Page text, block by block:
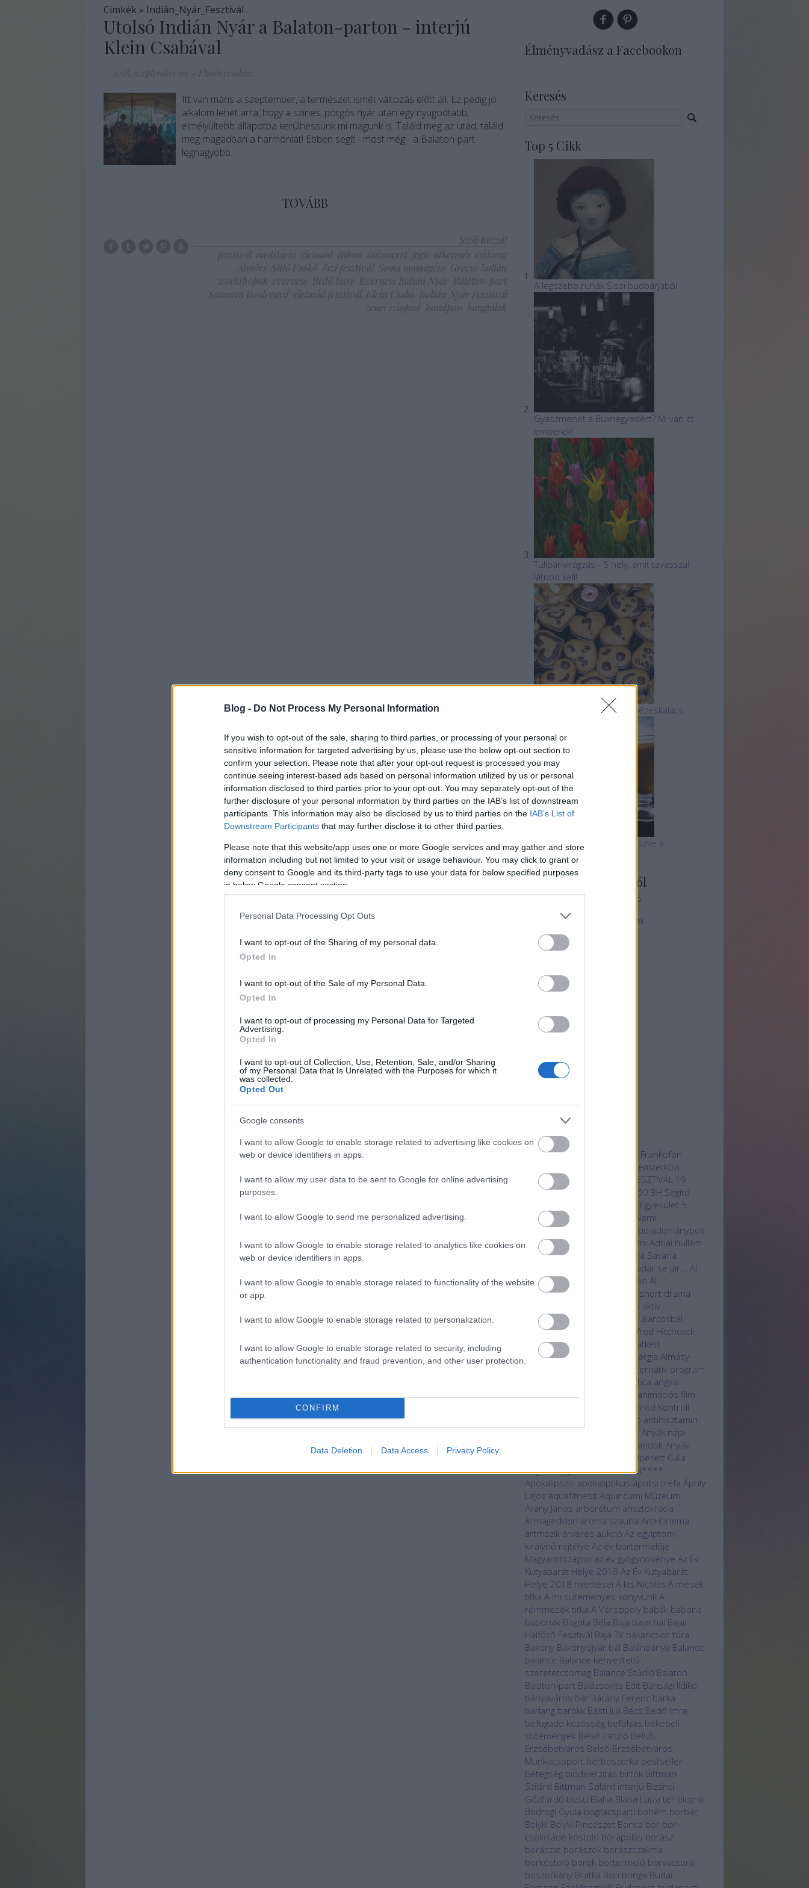
Blog - Do Not Process My Personal Information
If you wish to opt-out of the sale, sharing to third parties, or processing of your personal or
sensitive information for targeted advertising by us, please use the below opt-out section to
confirm your selection. Please note that after your opt-out request is processed you may
continue seeing interest-based ads based on personal information utilized by us or personal
information disclosed to third parties prior to your opt-out. You may separately opt-out of the
further disclosure of your personal information by third parties on the IAB’s list of downstream
participants. This information may also be disclosed by us to third parties on the IAB’s List of
Downstream Participants that may further disclose it to other third parties.
Please note that this website/app uses one or more Google services and may gather and store
information including but not limited to your visit or usage behaviour. You may click to grant or
deny consent to Google and its third-party tags to use your data for below specified purposes
in below Google consent section.
Personal Data Processing Opt Outs
I want to opt-out of the Sharing of my personal data.
Opted In
I want to opt-out of the Sale of my Personal Data.
Opted In
I want to opt-out of processing my Personal Data for Targeted
Advertising.
Opted In
I want to opt-out of Collection, Use, Retention, Sale, and/or Sharing
of my Personal Data that Is Unrelated with the Purposes for which it
was collected.
Opted Out
Google consents
I want to allow Google to enable storage related to advertising like cookies on
web or device identifiers in apps.
I want to allow my user data to be sent to Google for online advertising
purposes.
I want to allow Google to send me personalized advertising.
I want to allow Google to enable storage related to analytics like cookies on
web or device identifiers in apps.
I want to allow Google to enable storage related to functionality of the website
or app.
I want to allow Google to enable storage related to personalization.
I want to allow Google to enable storage related to security, including
authentication functionality and fraud prevention, and other user protection.
CONFIRM
Data Deletion Data Access Privacy Policy
Címkék » Indián_Nyár_Fesztivál
Utolsó Indián Nyár a Balaton-parton - interjú
Klein Csabával
2018. szeptember 10. Élményvadász
Itt van máris a szeptember, a természet ismét változás előtt áll. Ez pedig jó
alkalom lehet arra, hogy a színes, pörgős nyár után egy nyugodtabb,
elmélyültebb állapotba kerülhessünk mi magunk is. Találd meg az utad, találd
meg magadban a harmóniát! Ebben segít - most még - a Balaton-part
legnagyobb…
TOVÁBB
Szólj hozzá!
fesztivál meditáció életmód itthon önismeret jóga útkeresés csikung
Alsóörs
Sütő Enikő őszi fesztivál Soma mamagésa Grecsó Zoltán
workshopok
everness Bedő Imre Everness Indián Nyár Balaton-part
Samsara Boulevard életmód fesztivál Klein Csaba Indián Nyár Fesztivál
zenei színpad handpan hangtálak
Élményvadász a Facebookon
Keresés
Top 5 Cikk
A legszebb ruhák Sissi budoárjából
Gyászmenet a Bulinegyedért? Mi van itt
emberek!
Tulipánvirágzás - 5 hely, amit tavasszal
látnod kell!
A legtutibb finom, puha mézeskalács
A tihanyi Echo csapata büszke a
kutyabarátságra
Élményvadász blogról
Élményvadászat - Oldal ajánló
Mi ez + Felhasználási feltételek
Archívum
2025 január
2024 december
2024 június
2024 január
2023 szeptember
Tovább...
Címkék
#maradjotthon
12. Frankofón
16. Anilogue Nemzetközi
Animációs
17. OLASZ FILMFESZTIVÁL 19.
századi receptek
250 3H Segítő
3H SK Egyesület 5
különleges hotelszoba
85. Nemi
Eperfesztivál
aberráció adománybolt
adományosztás
adományozni Adriai hullám
ADS Service
Agora Savaria
Ahol a madár se jár... AI
AI-technológia
Aillusion Studio AI
International Film Festival
AI short drama
akció aktív
kikapcsolódás
aktív pihenés álarcosbál
album Alcsúti Arborétum
Alfred Hitchcock
alkotás alkotók
Állatkert
állatmentés
allergia Almásy-
alternatív program
Anachronistica angyal
Anilogue Fesztivál
animációs film
Antal Nimród Kontroll
antiaging stúdió antihisztamin
Anyák napi futás Anyák napi
Anyák napi kalandok Anyák
Anyák napi Operett Gála
Anyák Napja Aphrodite Hotel****
Apokalipszis apokaliptikus áprilisi tréfa Áprily
Lajos aquafitness Aquincumi Múzeum
Arany János arborétum arisztokrácia
Armageddon aroma szauna Art+Cinema
artmozik árverés aukció Az egyiptomi
királynő rejtélye Az év bortermelője
Magyarországon az év gyógynövénye Az Év
Kutyabarát Helye 2018 Az Év Kutyabarát
Helye 2018 nyertesei A kis Nicolas A mesék
titka A mi süteményes könyvünk A
rémmesék titka A Vérszipoly babák babona
babonák Bagota Béla Baja bajai hal Bajai
Halfőző Fesztivál Baja TV bakancsos túra
Bakony Bakonyújvár bál Balánbánya Balance
balance Balance kényeztető
szeretetcsomag Balance Stúdió Balaton
Balaton-part Balázsovits Edit Bánsági Ildikó
bányaváros bár Bárány Ferenc barka
barlang barokk Básti Juli Bécs Bedő Imre
befogadó közösség befolyás békebeli
sütemények Bélafi László Belső-
Erzsébetváros Belső-Erzsébetváros
Munkacsoport bérboszorka bestseller
betegség biodiverzitás birtok Bittman
Szilárd Bittman Szilárd interjú Bizánci
Gőzfürdő bizsu Blaha Blaha Lujza tér blogról
Bodrogi Gyula bográcsparti bohém borbár
Bolyki Bolyki Pincészet Bonca bor bor-
csokoládé kóstoló bőrápolás borász
borászat borászok borászszakma
borkóstoló borok bortermelő borvacsora
boszorkány Bratka Bori bringa Budai